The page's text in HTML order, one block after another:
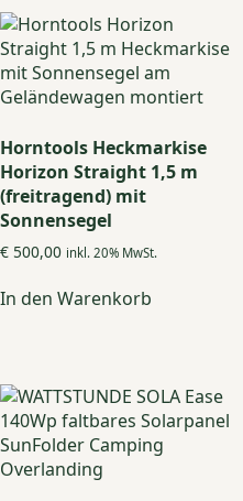
Horntools Heckmarkise
Horizon Straight 1,5 m
(freitragend) mit
Sonnensegel
€ 500,00 inkl. 20% MwSt.
In den Warenkorb